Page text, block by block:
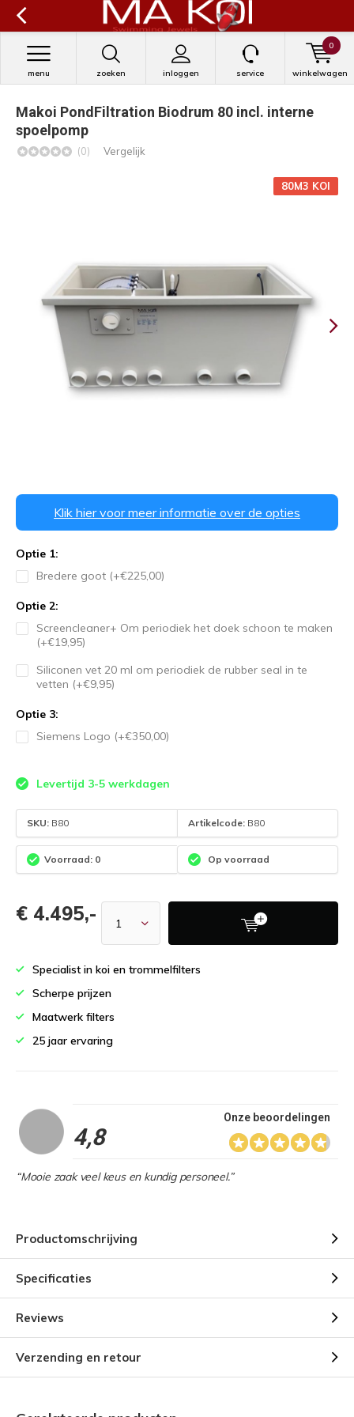
zoeken inloggen
menu service winkelwagen
0
Makoi PondFiltration Biodrum 80 incl. interne
spoelpomp
(0) Vergelijk
80M3 KOI
Klik hier voor meer informatie over de opties
Optie 1:
Bredere goot (+€225,00)
Optie 2:
Screencleaner+ Om periodiek het doek schoon te maken
(+€19,95)
Siliconen vet 20 ml om periodiek de rubber seal in te
vetten (+€9,95)
Optie 3:
Siemens Logo (+€350,00)
Levertijd 3-5 werkdagen
SKU: B80 Artikelcode: B80
Voorraad: 0 Op voorraad
€ 4.495,-
Specialist in koi en trommelfilters
Scherpe prijzen
Maatwerk filters
25 jaar ervaring
4,8
Onze beoordelingen
“Mooie zaak veel keus en kundig personeel.”
Productomschrijving
Specificaties
Reviews
Verzending en retour